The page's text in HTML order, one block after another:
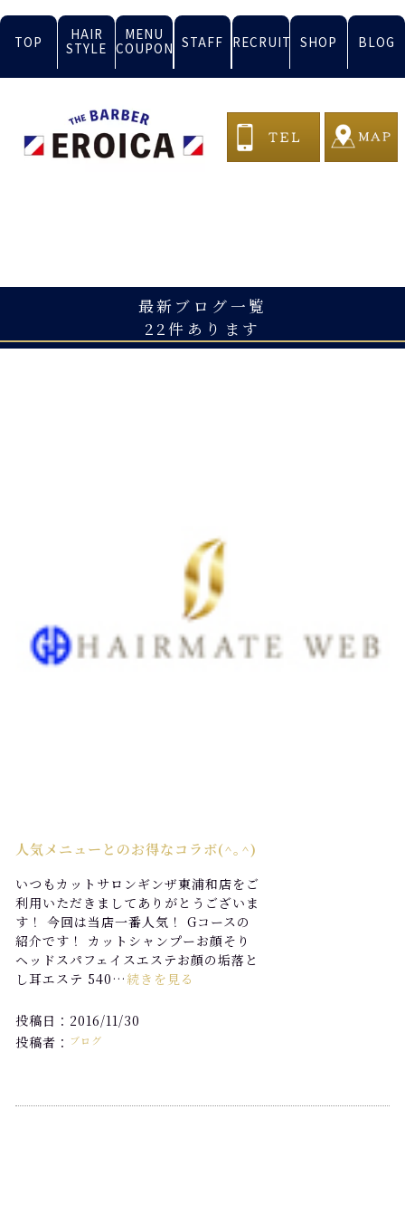
TOP
HAIR
STYLE
MENU
COUPON STAFF RECRUIT SHOP BLOG
最新ブログ一覧
22件あります
人気メニューとのお得なコラボ(^｡^)
いつもカットサロンギンザ東浦和店をご
利用いただきましてありがとうございま
す！ 今回は当店一番人気！ Gコースの
紹介です！ カットシャンプーお顔そり
ヘッドスパフェイスエステお顔の垢落と
し耳エステ 540… 続きを見る
投稿日：2016/11/30
投稿者： ブログ